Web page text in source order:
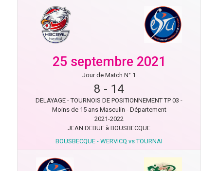
25 septembre 2021
Jour de Match N° 1
8 - 14
DELAYAGE - TOURNOIS DE POSITIONNEMENT TP 03 -
Moins de 15 ans Masculin - Département
2021-2022
JEAN DEBUF à BOUSBECQUE
BOUSBECQUE - WERVICQ vs TOURNAI